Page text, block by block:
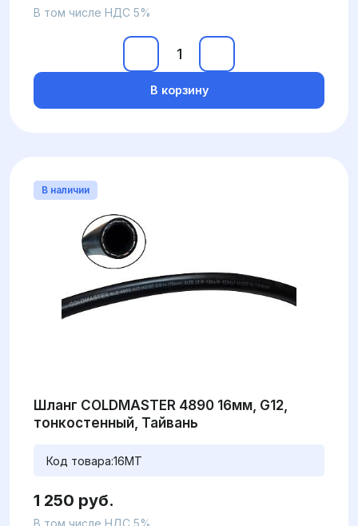
В том числе НДС 5%
В корзину
В наличии
Шланг COLDMASTER 4890 16мм, G12,
тонкостенный, Тайвань
Код товара:16MT
1 250 руб.
В том числе НДС 5%